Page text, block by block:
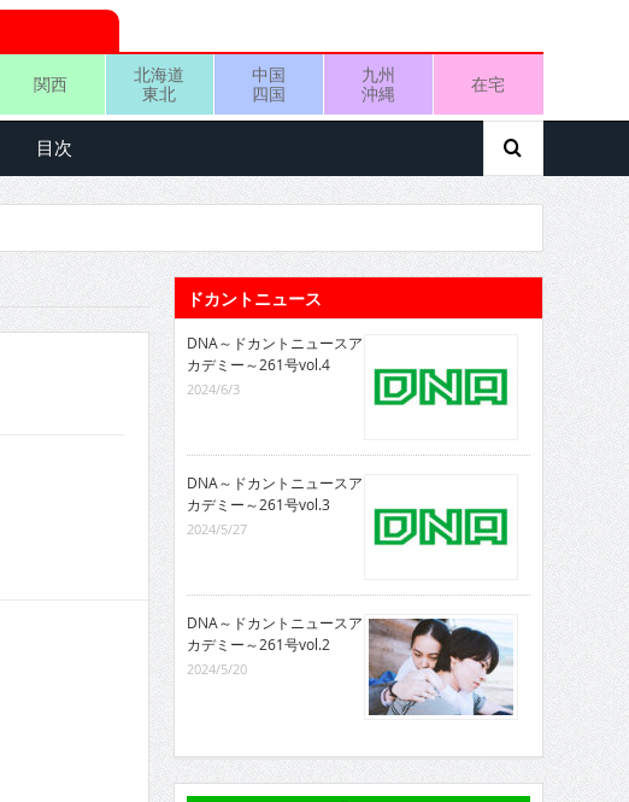
関西
北海道
東北
中国
四国
九州
沖縄
在宅
目次
ドカントニュース
DNA～ドカントニュースア
カデミー～261号vol.4
2024/6/3
DNA～ドカントニュースア
カデミー～261号vol.3
2024/5/27
DNA～ドカントニュースア
カデミー～261号vol.2
2024/5/20